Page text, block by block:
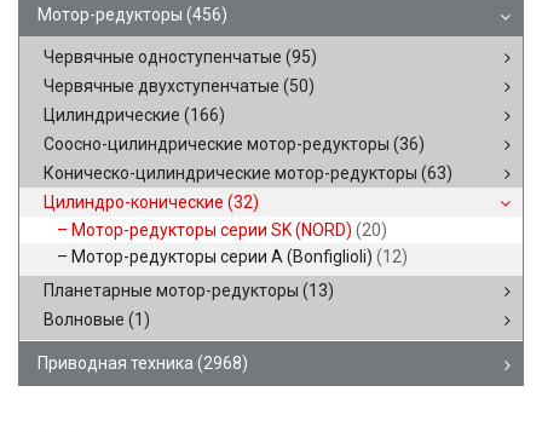
Мотор-редукторы (456)
Червячные одноступенчатые (95)
Червячные двухступенчатые (50)
Цилиндрические (166)
Соосно-цилиндрические мотор-редукторы (36)
Коническо-цилиндрические мотор-редукторы (63)
Цилиндро-конические (32)
Мотор-редукторы серии SK (NORD) (20)
Мотор-редукторы серии A (Bonfiglioli) (12)
Планетарные мотор-редукторы (13)
Волновые (1)
Приводная техника (2968)